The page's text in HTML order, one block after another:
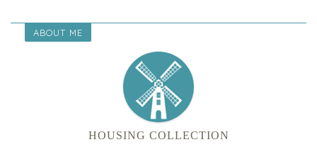
ABOUT ME
HOUSING COLLECTION